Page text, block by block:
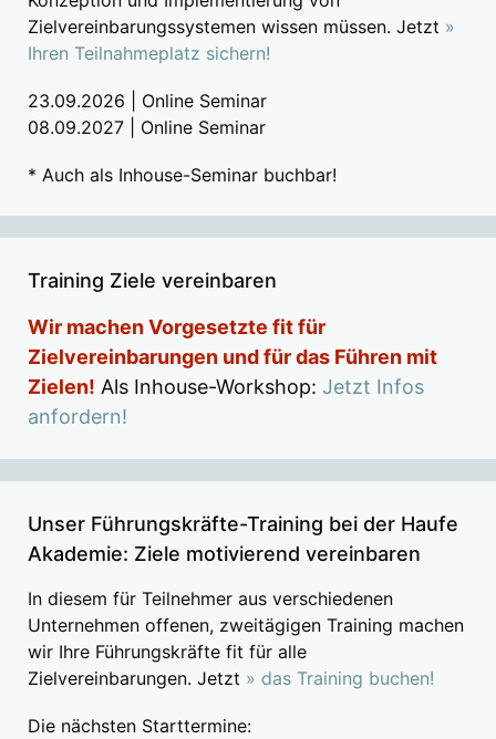
Zielvereinbarungssystemen wissen müssen. Jetzt »
Ihren Teilnahmeplatz sichern!
23.09.2026 | Online Seminar
08.09.2027 | Online Seminar
* Auch als Inhouse-Seminar buchbar!
Training Ziele vereinbaren
Wir machen Vorgesetzte fit für
Zielvereinbarungen und für das Führen mit
Zielen! Als Inhouse-Workshop: Jetzt Infos
anfordern!
Unser Führungskräfte-Training bei der Haufe
Akademie: Ziele motivierend vereinbaren
In diesem für Teilnehmer aus verschiedenen
Unternehmen offenen, zweitägigen Training machen
wir Ihre Führungskräfte fit für alle
Zielvereinbarungen. Jetzt » das Training buchen!
Die nächsten Starttermine: